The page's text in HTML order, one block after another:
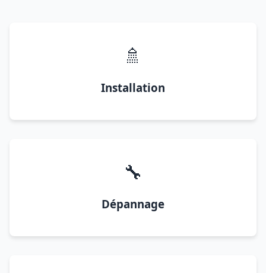
🚿
Installation
🔧
Dépannage